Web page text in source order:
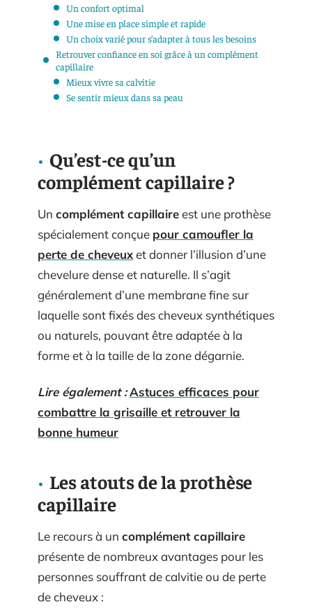
Un confort optimal
Une mise en place simple et rapide
Un choix varié pour s’adapter à tous les besoins
Retrouver confiance en soi grâce à un complément
capillaire
Mieux vivre sa calvitie
Se sentir mieux dans sa peau
Qu’est-ce qu’un
complément capillaire ?
Un complément capillaireest une prothèse
spécialement conçue pour camoufler la
perte de cheveuxet donner l’illusion d’une
chevelure dense et naturelle. Il s’agit
généralement d’une membrane fine sur
laquelle sont fixés des cheveux synthétiques
ou naturels, pouvant être adaptée à la
forme et à la taille de la zone dégarnie.
Lire également :Astuces efficaces pour
combattre la grisaille et retrouver la
bonne humeur
Les atouts de la prothèse
capillaire
Le recours à un complément capillaire
présente de nombreux avantages pour les
personnes souffrant de calvitie ou de perte
de cheveux :